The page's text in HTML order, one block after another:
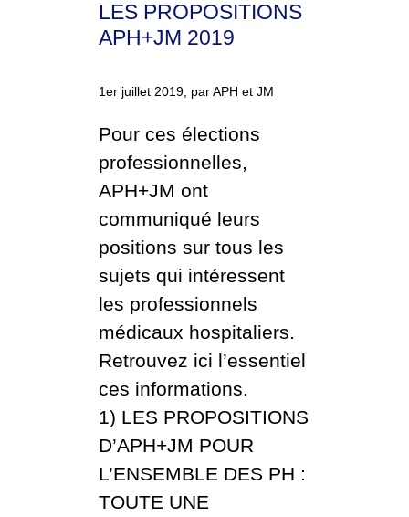
LES PROPOSITIONS
APH+JM 2019
1er juillet 2019, par APH et JM
Pour ces élections
professionnelles,
APH+JM ont
communiqué leurs
positions sur tous les
sujets qui intéressent
les professionnels
médicaux hospitaliers.
Retrouvez ici l’essentiel
ces informations.
1) LES PROPOSITIONS
D’APH+JM POUR
L’ENSEMBLE DES PH :
TOUTE UNE